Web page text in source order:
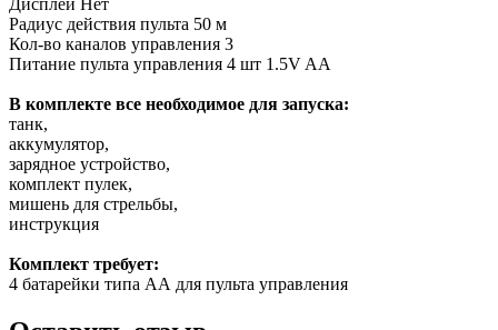
Радиус действия пульта 50 м
Кол-во каналов управления 3
Питание пульта управления 4 шт 1.5V AA
В комплекте все необходимое для запуска:
танк,
аккумулятор,
зарядное устройство,
комплект пулек,
мишень для стрельбы,
инструкция
Комплект требует:
4 батарейки типа АА для пульта управления